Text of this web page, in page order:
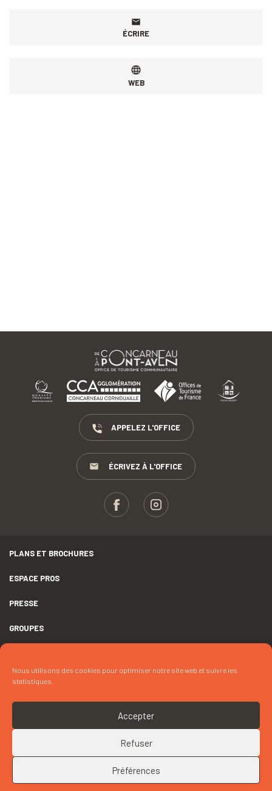
Nous utilisons des cookies pour optimiser notre site web et suivre les
statistiques.
Accepter
Refuser
Préférences
ÉCRIRE
WEB
CONTACTEZ « LES PETITS CURIEUX – MA PREMIÈRE EXPO : AU
TEMPS DE CAMILLE CLAUDEL »
APPELEZ L'OFFICE
ÉCRIVEZ À L'OFFICE
PLANS ET BROCHURES
ESPACE PROS
PRESSE
GROUPES
DÉCLARATION D’ACCESSIBILITÉ
CRÉDITS
COOKIES
RETOUR EN HAUT